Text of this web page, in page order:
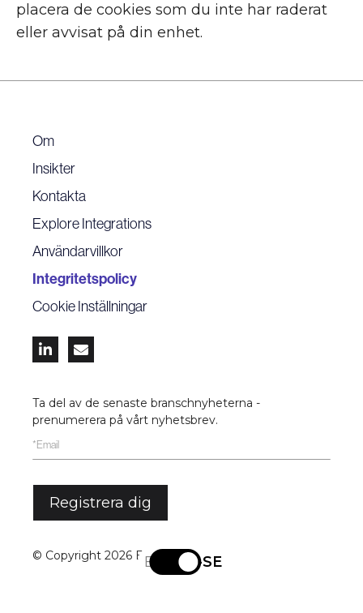
placera de cookies som du inte har raderat
eller avvisat på din enhet.
Om
Insikter
Kontakta
Explore Integrations
Användarvillkor
Integritetspolicy
Cookie Inställningar
 
Ta del av de senaste branschnyheterna -
prenumerera på vårt nyhetsbrev.
© Copyright2026 Exelement
EN SV-SE